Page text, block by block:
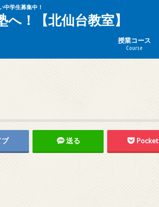
中学生募集中！
！【北仙台教室】
授業コース
Course
ブ 送る Pocket